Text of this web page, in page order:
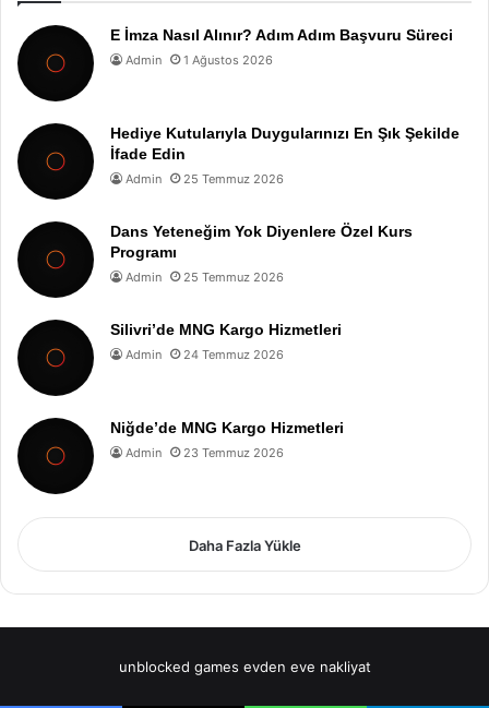
E İmza Nasıl Alınır? Adım Adım Başvuru Süreci
Admin 1 Ağustos 2026
Hediye Kutularıyla Duygularınızı En Şık Şekilde
İfade Edin
Admin 25 Temmuz 2026
Dans Yeteneğim Yok Diyenlere Özel Kurs
Programı
Admin 25 Temmuz 2026
Silivri’de MNG Kargo Hizmetleri
Admin 24 Temmuz 2026
Niğde’de MNG Kargo Hizmetleri
Admin 23 Temmuz 2026
Daha Fazla Yükle
unblocked games evden eve nakliyat